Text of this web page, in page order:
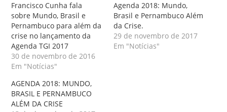
Francisco Cunha fala
sobre Mundo, Brasil e
Pernambuco para além da
crise no lançamento da
Agenda TGI 2017
30 de novembro de 2016
Em "Notícias"
Agenda 2018: Mundo,
Brasil e Pernambuco Além
da Crise.
29 de novembro de 2017
Em "Notícias"
AGENDA 2018: MUNDO,
BRASIL E PERNAMBUCO
ALÉM DA CRISE